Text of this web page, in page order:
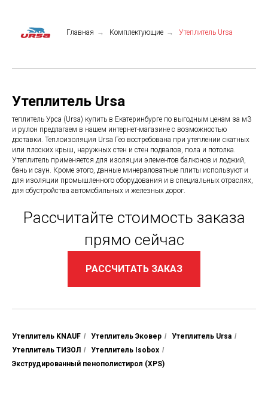
Главная → Комплектующие → Утеплитель Ursa
Утеплитель Ursa
теплитель Урса (Ursa) купить в Екатеринбурге по выгодным ценам за м3
и рулон предлагаем в нашем интернет-магазине с возможностью
доставки. Теплоизоляция Ursa Гео востребована при утеплении скатных
или плоских крыш, наружных стен и стен подвалов, пола и потолка.
Утеплитель применяется для изоляции элементов балконов и лоджий,
бань и саун. Кроме этого, данные минераловатные плиты используют и
для изоляции промышленного оборудования и в специальных отраслях,
для обустройства автомобильных и железных дорог.
Рассчитайте стоимость заказа
прямо сейчас
РАССЧИТАТЬ ЗАКАЗ
Утеплитель KNAUF / Утеплитель Эковер / Утеплитель Ursa /
Утеплитель ТИЗОЛ / Утеплитель Isobox /
Экструдированный пенополистирол (XPS)